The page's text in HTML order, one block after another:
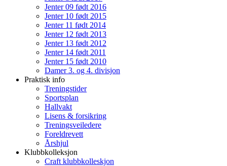
Jenter 09 født 2016
Jenter 10 født 2015
Jenter 11 født 2014
Jenter 12 født 2013
Jenter 13 født 2012
Jenter 14 født 2011
Jenter 15 født 2010
Damer 3. og 4. divisjon
Praktisk info
Treningstider
Sportsplan
Hallvakt
Lisens & forsikring
Treningsveiledere
Foreldrevett
Årshjul
Klubbkolleksjon
Craft klubbkolleskjon